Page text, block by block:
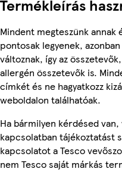
Termékleírás
Mindent megteszünk
pontosak legyenek,
változnak, így az
allergén összetevők is.
címkét és ne hagyatkozz
weboldalon találhatóak.
Ha bármilyen kérdésed
kapcsolatban tájékoztatást
kapcsolatot a Tesco
nem Tesco saját márkás